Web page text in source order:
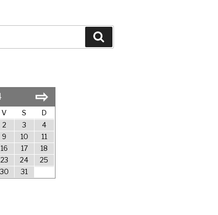
⇨
V S D
2 3
4
9
10
11
16
17
18
23
24
25
30
31